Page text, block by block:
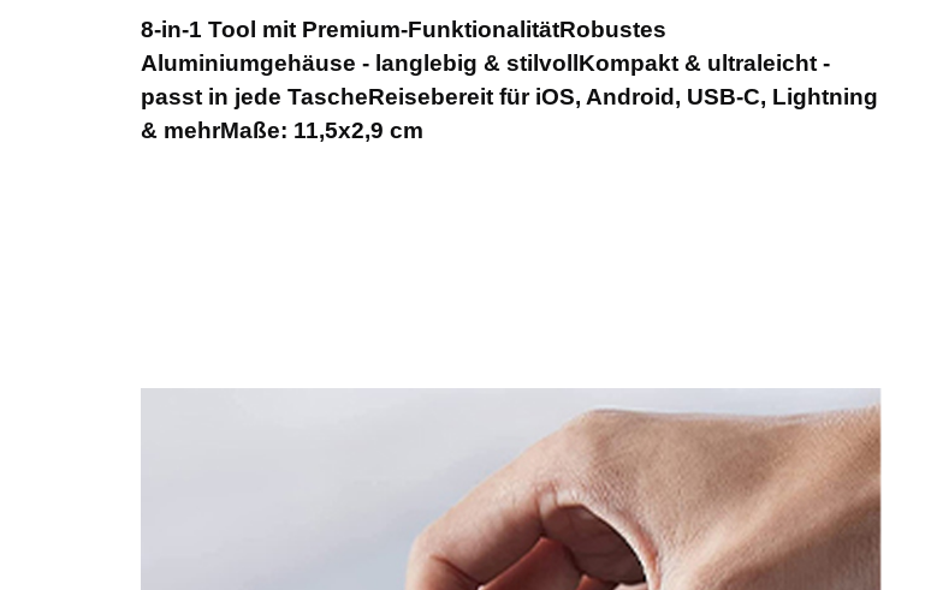
8-in-1 Tool mit Premium-FunktionalitätRobustes
Aluminiumgehäuse - langlebig & stilvollKompakt & ultraleicht -
passt in jede TascheReisebereit für iOS, Android, USB-C, Lightning
& mehrMaße: 11,5x2,9 cm